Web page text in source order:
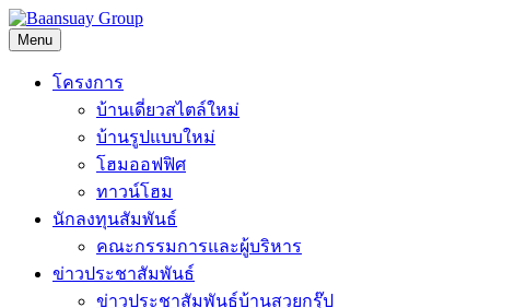
Skip
to
content
Menu
โครงการ
บ้านเดี่ยวสไตล์ใหม่
บ้านรูปแบบใหม่
โฮมออฟฟิศ
ทาวน์โฮม
นักลงทุนสัมพันธ์
คณะกรรมการและผู้บริหาร
ข่าวประชาสัมพันธ์
ข่าวประชาสัมพันธ์บ้านสวยกรุ๊ป